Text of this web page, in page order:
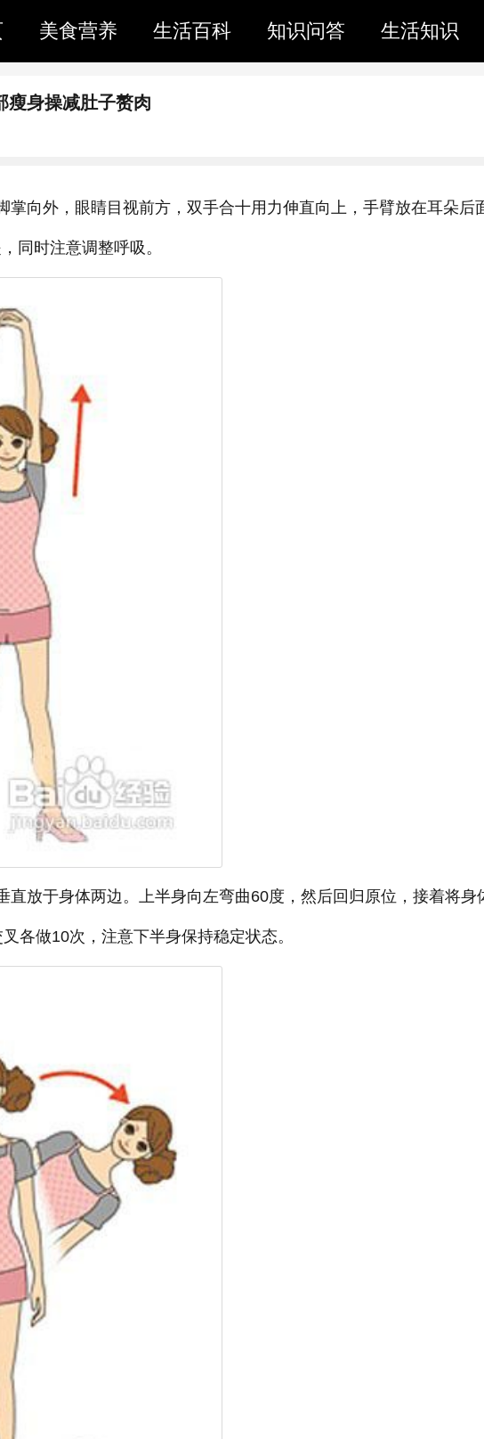
美食营养 生活百科 知识问答 生活知识
瘦身操减肚子赘肉
掌向外，眼睛目视前方，双手合十用力伸直向上，手臂放在耳朵后
同时注意调整呼吸。
直放于身体两边。上半身向左弯曲60度，然后回归原位，接着将身
各做10次，注意下半身保持稳定状态。